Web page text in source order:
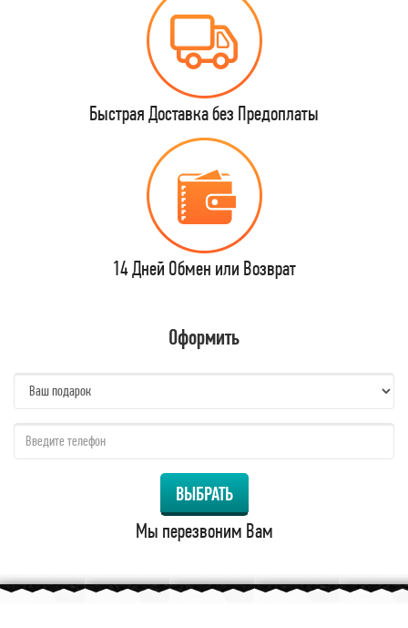
Быстрая Доставка без Предоплаты
14 Дней Обмен или Возврат
Оформить
ВЫБРАТЬ
Мы перезвоним Вам